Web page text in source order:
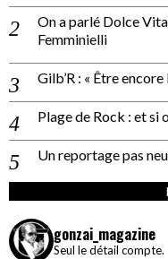
On a parlé Dolce
Femminielli
Gilb’R : « Être
Plage de Rock : et si
Un reportage pas
gonzai_magazine
Seul le détail compte.